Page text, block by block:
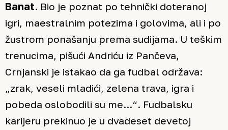
Banat. Bio je poznat po tehnički doteranoj
igri, maestralnim potezima i golovima, ali i po
žustrom ponašanju prema sudijama. U teškim
trenucima, pišući Andriću iz Pančeva,
Crnjanski je istakao da ga fudbal održava:
„zrak, veseli mladići, zelena trava, igra i
pobeda oslobodili su me…“. Fudbalsku
karijeru prekinuo je u dvadeset devetoj